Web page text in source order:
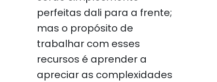
perfeitas dali para a frente;
mas o propósito de
trabalhar com esses
recursos é aprender a
apreciar as complexidades